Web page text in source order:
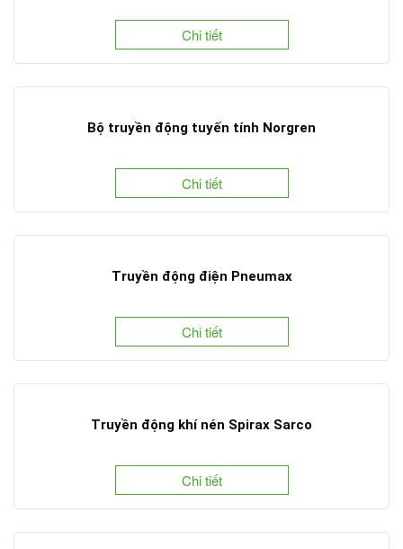
Chi tiết
Bộ truyền động tuyến tính Norgren
Chi tiết
Truyền động điện Pneumax
Chi tiết
Truyền động khí nén Spirax Sarco
Chi tiết